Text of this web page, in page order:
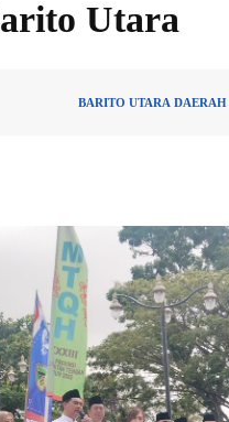
Utara
BARITO UTARA DAERAH